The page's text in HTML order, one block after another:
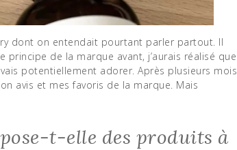
de la marque avant, j’aurais réalisé que
potentiellement adorer. Après plusieurs mois
avis et mes favoris de la marque. Mais
t-elle des produits à